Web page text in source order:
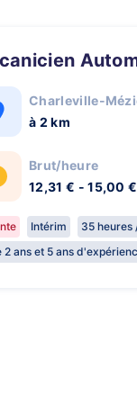
Charleville-
à 2 km
Brut/heure
12,31 € - 15,00 €
Intérim
35 heures
2 ans et 5 ans